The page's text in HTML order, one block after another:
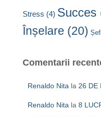
Stress (4) Succes
Înșelare (20)
Comentarii
Renaldo Nita la 26 DE
Renaldo Nita la 8